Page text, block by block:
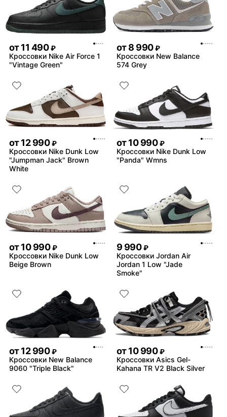
от11 490 ₽
Кроссовки Nike Air Force 1
"Vintage Green"
от8 990 ₽
Кроссовки New Balance
574 Grey
от12 990 ₽
Кроссовки Nike Dunk Low
"Jumpman Jack" Brown
White
от10 990 ₽
Кроссовки Nike Dunk Low
"Panda" Wmns
от10 990 ₽
Кроссовки Nike Dunk Low
Beige Brown
9 990 ₽
Кроссовки Jordan Air
Jordan 1 Low "Jade
Smoke"
от12 990 ₽
Кроссовки New Balance
9060 "Triple Black"
от10 990 ₽
Кроссовки Asics Gel-
Kahana TR V2 Black Silver